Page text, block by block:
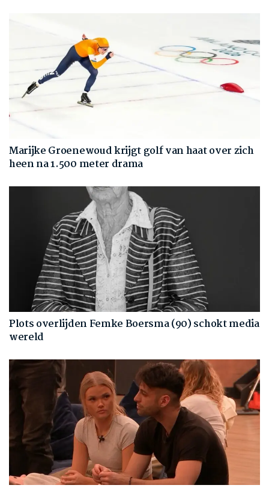
Marijke Groenewoud krijgt golf van haat over zich
heen na 1.500 meter drama
Plots overlijden Femke Boersma (90) schokt media
wereld